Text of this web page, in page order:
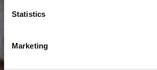
Statistics
Marketing